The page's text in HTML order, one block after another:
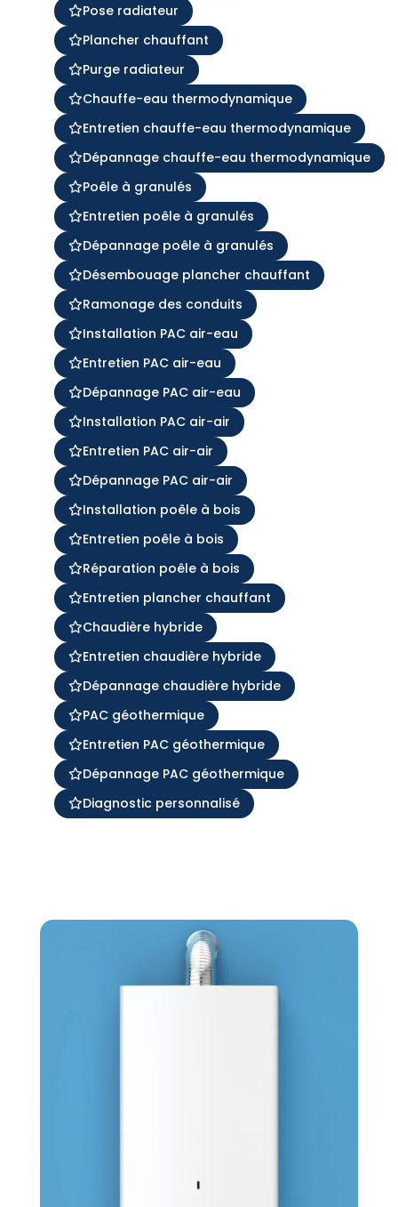
Pose radiateur
Plancher chauffant
Purge radiateur
Chauffe-eau thermodynamique
Entretien chauffe-eau thermodynamique
Dépannage chauffe-eau thermodynamique
Poêle à granulés
Entretien poêle à granulés
Dépannage poêle à granulés
Désembouage plancher chauffant
Ramonage des conduits
Installation PAC air-eau
Entretien PAC air-eau
Dépannage PAC air-eau
Installation PAC air-air
Entretien PAC air-air
Dépannage PAC air-air
Installation poêle à bois
Entretien poêle à bois
Réparation poêle à bois
Entretien plancher chauffant
Chaudière hybride
Entretien chaudière hybride
Dépannage chaudière hybride
PAC géothermique
Entretien PAC géothermique
Dépannage PAC géothermique
Diagnostic personnalisé